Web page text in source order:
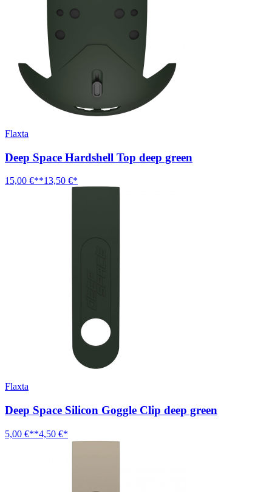
Flaxta
Deep Space Hardshell Top deep green
15,00 €**13,50 €*
Flaxta
Deep Space Silicon Goggle Clip deep green
5,00 €**4,50 €*